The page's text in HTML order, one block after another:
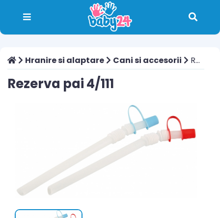
Hranire si alaptare Cani si accesorii Rezerva pai 4/111
Rezerva pai 4/111